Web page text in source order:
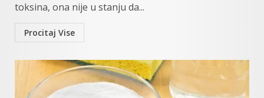
toksina, ona nije u stanju da...
Procitaj Vise